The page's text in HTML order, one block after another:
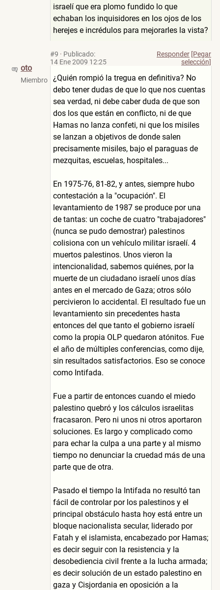
israelí que era plomo fundido lo que
echaban los inquisidores en los ojos de los
herejes e incrédulos para mejorarles la vista?
oto
Miembro
#9 · Publicado:
14 Ene 2009 12:25
Responder [Pegar
selección]
¿Quién rompió la tregua en definitiva? No
debo tener dudas de que lo que nos cuentas
sea verdad, ni debe caber duda de que son
dos los que están en conflicto, ni de que
Hamas no lanza confeti, ni que los misiles
se lanzan a objetivos de donde salen
precisamente misiles, bajo el paraguas de
mezquitas, escuelas, hospitales...
En 1975-76, 81-82, y antes, siempre hubo
contestación a la "ocupación". El
levantamiento de 1987 se produce por una
de tantas: un coche de cuatro "trabajadores"
(nunca se pudo demostrar) palestinos
colisiona con un vehículo militar israelí. 4
muertos palestinos. Unos vieron la
intencionalidad, sabemos quiénes, por la
muerte de un ciudadano israelí unos días
antes en el mercado de Gaza; otros sólo
percivieron lo accidental. El resultado fue un
levantamiento sin precedentes hasta
entonces del que tanto el gobierno israelí
como la propia OLP quedaron atónitos. Fue
el año de múltiples conferencias, como dije,
sin resultados satisfactorios. Eso se conoce
como Intifada.
Fue a partir de entonces cuando el miedo
palestino quebró y los cálculos israelitas
fracasaron. Pero ni unos ni otros aportaron
soluciones. Es largo y complicado como
para echar la culpa a una parte y al mismo
tiempo no denunciar la cruedad más de una
parte que de otra.
Pasado el tiempo la Intifada no resultó tan
fácil de controlar por los palestinos y el
principal obstáculo hasta hoy está entre un
bloque nacionalista secular, liderado por
Fatah y el islamista, encabezado por Hamas;
es decir seguir con la resistencia y la
desobediencia civil frente a la lucha armada;
es decir solución de un estado palestino en
gaza y Cisjordania en oposición a la